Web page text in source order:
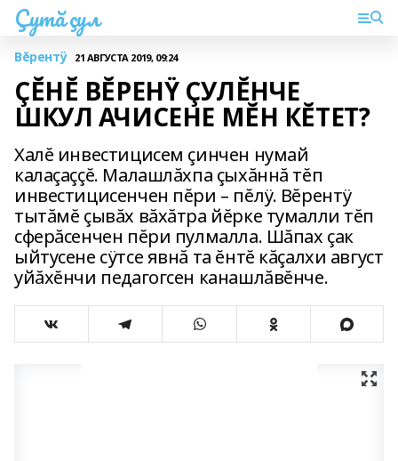
Çутă çул
Вĕрентÿ 21 АВГУСТА 2019, 09:24
ÇĔНĔ ВĔРЕНŸ ÇУЛĔНЧЕ
ШКУЛ АЧИСЕНЕ МĔН КĔТЕТ?
Халĕ инвестицисем çинчен нумай
калаçаççĕ. Малашлăхпа çыхăннă тĕп
инвестицисенчен пĕри – пĕлÿ. Вĕрентÿ
тытăмĕ çывăх вăхăтра йĕрке тумалли тĕп
сферăсенчен пĕри пулмалла. Шăпах çак
ыйтусене сÿтсе явнă та ĕнтĕ кăçалхи август
уйăхĕнчи педагогсен канашлăвĕнче.